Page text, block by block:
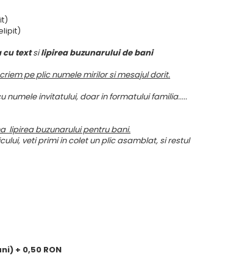
cu textsilipirea buzunarului de bani
pe plic numele mirilor si mesajul dorit.
numele invitatului, doar in formatului familia.....
lipirea buzunarului pentru bani.
veti primi in colet un plic asamblat, si restul
+ 0,50 RON